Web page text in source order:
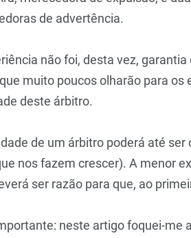
de advertência.
não foi, desta vez,
muito poucos olharão para os
deste árbitro.
de um árbitro poderá até
nos fazem crescer). A menor
ser razão para que, ao
neste artigo foquei-me